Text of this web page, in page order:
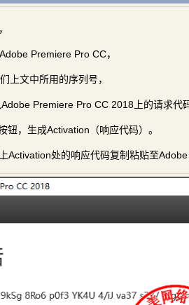
Premiere Pro CC，
上文中所用的序列号，
Premiere Pro CC 2018上的请求代
钮，生成Activation（响应代码）。
Activation处的响应代码复制粘贴至